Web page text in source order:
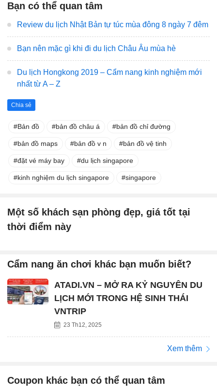
Bạn có thể quan tâm
Review du lịch Nhật Bản tự túc mùa đông 8 ngày 7 đêm
Bạn nên mặc gì khi đi du lịch Châu Âu mùa hè
Du lịch Hongkong 2019 – Cẩm nang kinh nghiệm mới
nhất từ A – Z
Chia sẻ
Bản đồ bản đồ châu á bản đồ chỉ đường
bản đồ maps bản đồ v n bản đồ vệ tinh
đặt vé máy bay du lịch singapore
kinh nghiệm du lịch singapore singapore
Một số khách sạn phòng đẹp, giá tốt tại
thời điểm này
Cẩm nang ăn chơi khác bạn muốn biết?
ATADI.VN – MỞ RA KỶ NGUYÊN DU
LỊCH MỚI TRONG HỆ SINH THÁI
VNTRIP
23 Th12, 2025
Xem thêm
Coupon khác bạn có thể quan tâm